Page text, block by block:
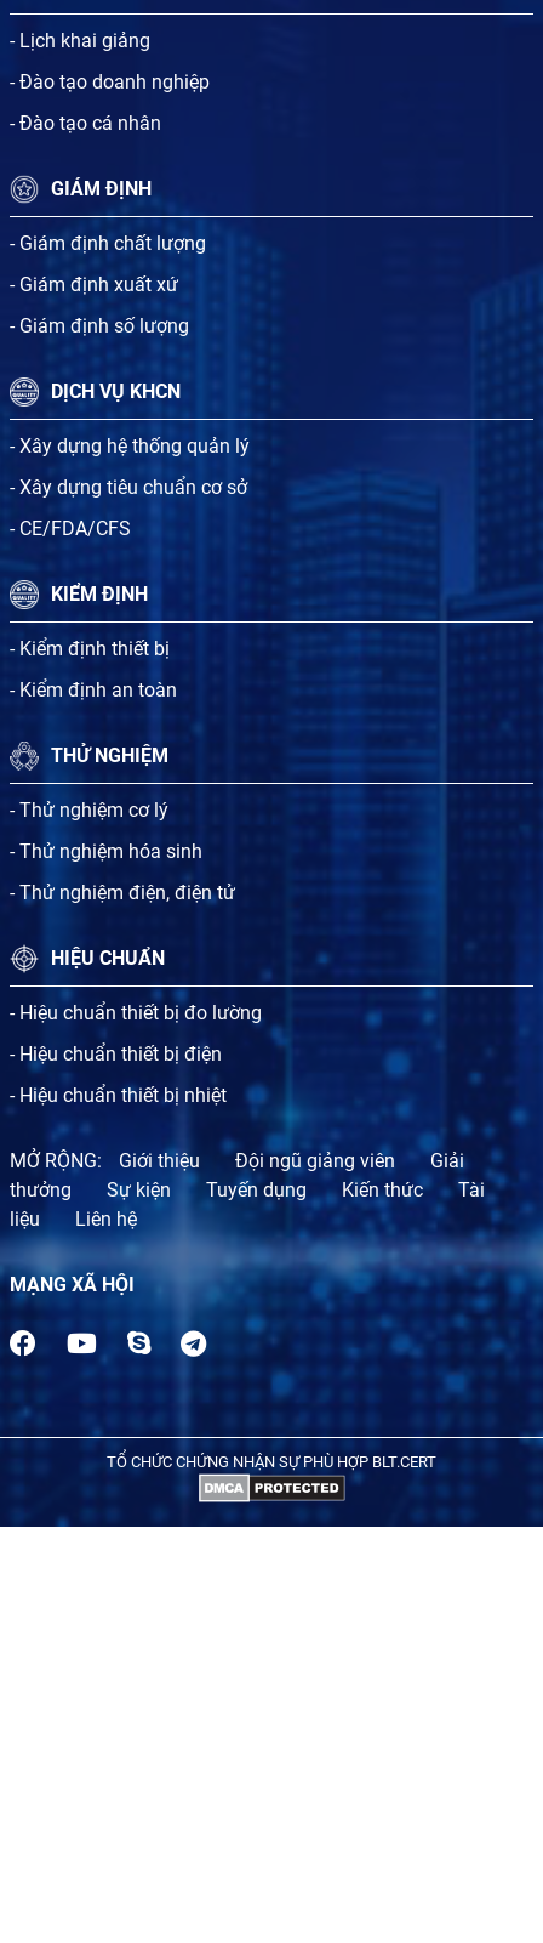
- Lịch khai giảng
- Đào tạo doanh nghiệp
- Đào tạo cá nhân
GIÁM ĐỊNH
- Giám định chất lượng
- Giám định xuất xứ
- Giám định số lượng
DỊCH VỤ KHCN
- Xây dựng hệ thống quản lý
- Xây dựng tiêu chuẩn cơ sở
- CE/FDA/CFS
KIỂM ĐỊNH
- Kiểm định thiết bị
- Kiểm định an toàn
THỬ NGHIỆM
- Thử nghiệm cơ lý
- Thử nghiệm hóa sinh
- Thử nghiệm điện, điện tử
HIỆU CHUẨN
- Hiệu chuẩn thiết bị đo lường
- Hiệu chuẩn thiết bị điện
- Hiệu chuẩn thiết bị nhiệt
MỞ RỘNG: Giới thiệu Đội ngũ giảng viên
Giải
thưởng
Sự kiện Tuyến dụng Kiến thức
Tài
liệu
Liên hệ
MẠNG XÃ HỘI
TỔ CHỨC CHỨNG NHẬN SỰ PHÙ HỢP BLT.CERT